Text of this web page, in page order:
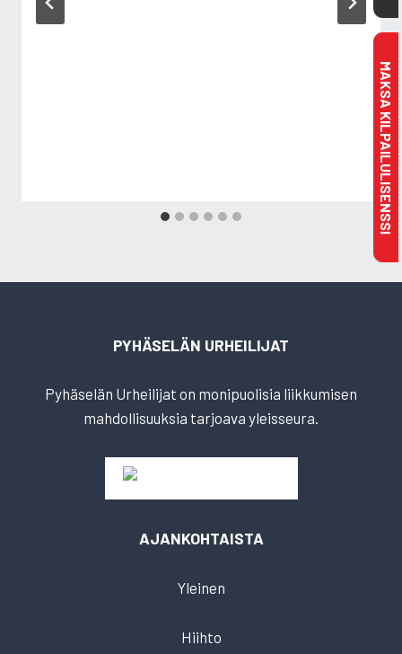
PYHÄSELÄN URHEILIJAT
Pyhäselän Urheilijat on monipuolisia liikkumisen
mahdollisuuksia tarjoava yleisseura.
AJANKOHTAISTA
Yleinen
Hiihto
MAKSA KILPAILULISENSSI